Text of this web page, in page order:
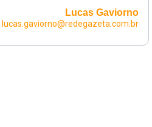
Lucas Gaviorno
lucas.gaviorno@redegazeta.com.br